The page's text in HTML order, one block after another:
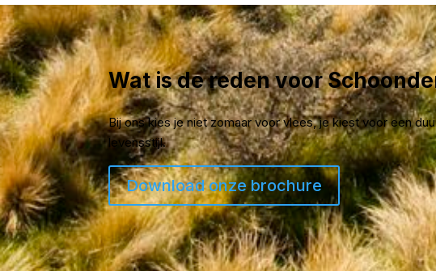
Wat is de reden voor
Bij ons kies je niet zomaar voor vlees, je kiest voor een
levensstijl.
Download onze brochure